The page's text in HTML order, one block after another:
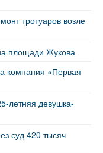
тротуаров возле
площади Жукова
компания «Первая
летняя девушка-
суд 420 тысяч